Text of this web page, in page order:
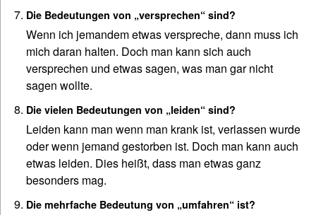
Die Bedeutungen von „versprechen“ sind?
Wenn ich jemandem etwas verspreche, dann muss ich
mich daran halten. Doch man kann sich auch
versprechen und etwas sagen, was man gar nicht
sagen wollte.
Die vielen Bedeutungen von „leiden“ sind?
Leiden kann man wenn man krank ist, verlassen wurde
oder wenn jemand gestorben ist. Doch man kann auch
etwas leiden. Dies heißt, dass man etwas ganz
besonders mag.
Die mehrfache Bedeutung von „umfahren“ ist?